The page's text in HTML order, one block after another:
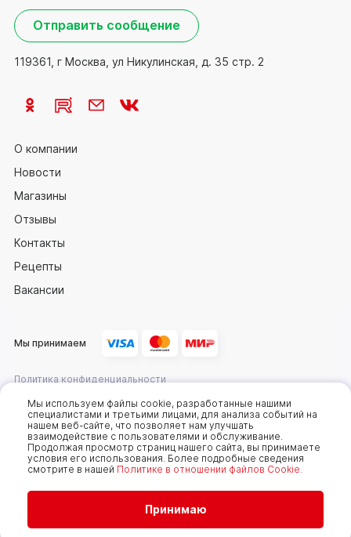
Мы используем файлы cookie, разработанные нашими
специалистами и третьими лицами, для анализа событий на
нашем веб-сайте, что позволяет нам улучшать
взаимодействие с пользователями и обслуживание.
Продолжая просмотр страниц нашего сайта, вы принимаете
условия его использования. Более подробные сведения
смотрите в нашей Политике в отношении файлов Cookie.
Принимаю
О компании
Новости
Магазины
Отзывы
Контакты
Рецепты
Вакансии
Отправить сообщение
119361, г Москва, ул Никулинская, д. 35 стр. 2
2025 © Компания «Сахалин рыба»
Мы используем cookie-файлы, чтобы получать
статистику, которая помогает показывать вам
можете отключить cookie-файлы в настройках.
Продолжая пользоваться сайтом без изменения
настроек, вы даете согласие на использование
ваших cookie-файлов. Всегда рады видеть вас на
нашем сайте!Подробнее..
Политика конфиденциальности
Оферта
Мы принимаем